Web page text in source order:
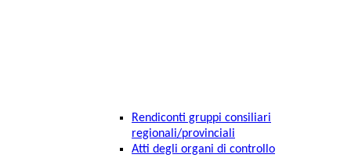
Rendiconti gruppi consiliari
regionali/provinciali
Atti degli organi di controllo